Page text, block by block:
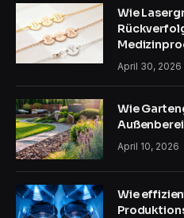
Wie
April 30, 2026
Wie
April 10, 2026
Wie